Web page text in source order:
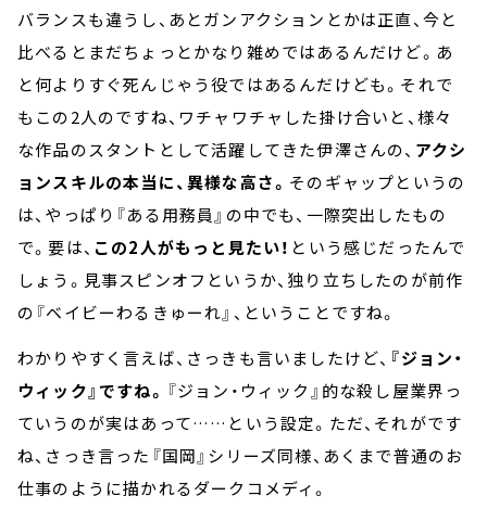
バランスも違うし、あとガンアクションとかは正直、今と
比べるとまだちょっとかなり雑めではあるんだけど。あ
と何よりすぐ死んじゃう役ではあるんだけども。それで
もこの2人のですね、ワチャワチャした掛け合いと、様々
な作品のスタントとして活躍してきた伊澤さんの、 アクシ
ョンスキルの本当に、異様な高さ。 そのギャップというの
は、やっぱり『ある用務員』の中でも、一際突出したもの
で。要は、 この2人がもっと見たい！ という感じだったんで
しょう。見事スピンオフというか、独り立ちしたのが前作
の『ベイビーわるきゅーれ』、ということですね。
わかりやすく言えば、さっきも言いましたけど、 『ジョン・
ウィック』ですね。 『ジョン・ウィック』的な殺し屋業界っ
ていうのが実はあって……という設定。ただ、それがです
ね、さっき言った『国岡』シリーズ同様、あくまで普通のお
仕事のように描かれるダークコメディ。